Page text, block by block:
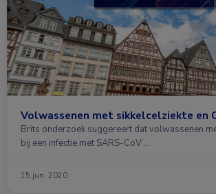
Volwassenen met sikkelcelziekte en
Brits onderzoek suggereert dat volwassenen
bij een infectie met SARS-CoV …
15 jun. 2020